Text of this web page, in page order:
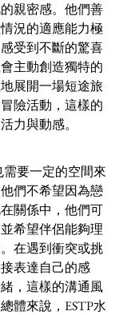
親密感。他們善
況的適應能力極
受到不斷的驚喜
主動創造獨特的
展開一場短途旅
險活動，這樣的
力與動感。
需要一定的空間來
們不希望因為戀
關係中，他們可
希望伴侶能夠理
在遇到衝突或挑
表達自己的感
，這樣的溝通風
體來說，ESTP水